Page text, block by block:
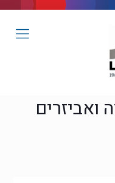
ואביזרים